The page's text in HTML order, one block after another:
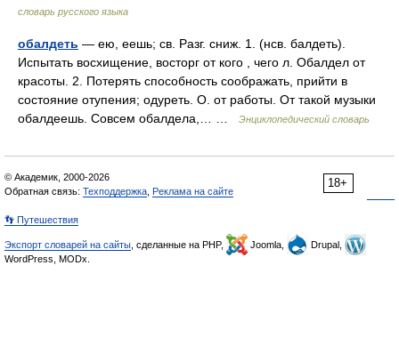
словарь русского языка
обалдеть — ею, еешь; св. Разг. сниж. 1. (нсв. балдеть).
Испытать восхищение, восторг от кого , чего л. Обалдел от
красоты. 2. Потерять способность соображать, прийти в
состояние отупения; одуреть. О. от работы. От такой музыки
обалдеешь. Совсем обалдела,… …
Энциклопедический словарь
18+
© Академик, 2000-2026
Обратная связь: Техподдержка Реклама на сайте
👣 Путешествия
Экспорт словарей на сайты , сделанные на PHP, Joomla,
Drupal,
WordPress, MODx.